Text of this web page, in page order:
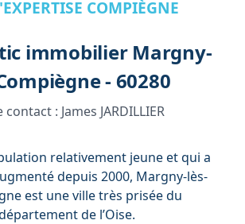
COMPIÈGNE
immobilier Margny-
- 60280
contact : James JARDILLIER
relativement jeune et qui a
depuis 2000, Margny-lès-
est une ville très prisée du
de l’Oise.